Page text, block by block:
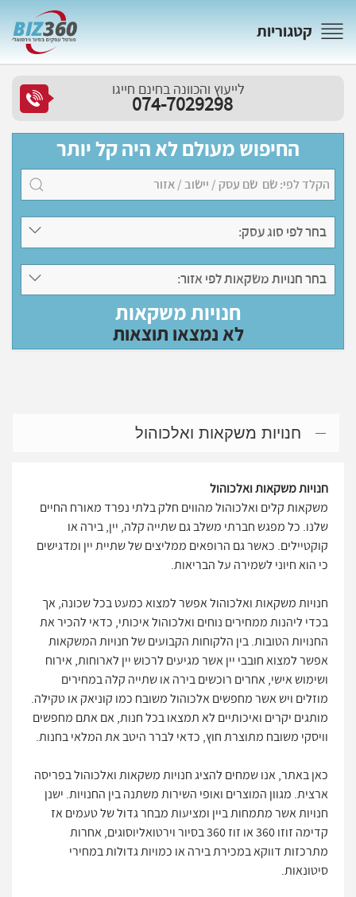
קטגוריות
לייעוץ והכוונה בחינם חייגו
074-7029298
החיפוש מעולם לא היה קל יותר
בחר לפי סוג עסק:
בחר חנויות משקאות לפי אזור:
חנויות משקאות
לא נמצאו תוצאות
חנויות משקאות ואלכוהול
חנויות משקאות ואלכוהול
משקאות קלים ואלכוהול מהווים חלק בלתי נפרד מאורח החיים
שלנו. כל מפגש חברתי משלב גם שתייה קלה, יין, בירה או
קוקטיילים. כאשר גם הרופאים ממליצים של שתיית יין ומדגישים
כי הוא חיוני לשמירה על הבריאות.
חנויות משקאות ואלכוהול אפשר למצוא כמעט בכל שכונה, אך
בכדי ליהנות ממחירים נוחים ואלכוהול איכותי, כדאי להכיר את
החנויות הטובות. בין הלקוחות הקבועים של חנויות המשקאות
אפשר למצוא חובבי יין אשר מגיעים לרכוש יין לארוחות, אירוח
ושימוש אישי, אחרים רוכשים בירה או שתייה קלה במחירים
מוזלים ויש אשר מחפשים אלכוהול משובח כמו קוניאק או טקילה.
מותגים יקרים ואיכותיים לא תמצאו בכל חנות, אם אתם מחפשים
וויסקי משובח מתוצרת חוץ, כדאי לברר היטב את המלאי בחנות.
כאן באתר, אנו שמחים להציג חנויות משקאות ואלכוהול בפריסה
ארצית. מגוון המוצרים ואופי השירות משתנה בין החנויות. ישנן
חנויות אשר מתמחות ביין ומציעות מבחר גדול של טעמים אז
קדימה זוזו 360 או זוז 360 בסיור וירטואליוסוגים, אחרות
מתרכזות דווקא במכירת בירה או כמויות גדולות במחירי
סיטונאות.